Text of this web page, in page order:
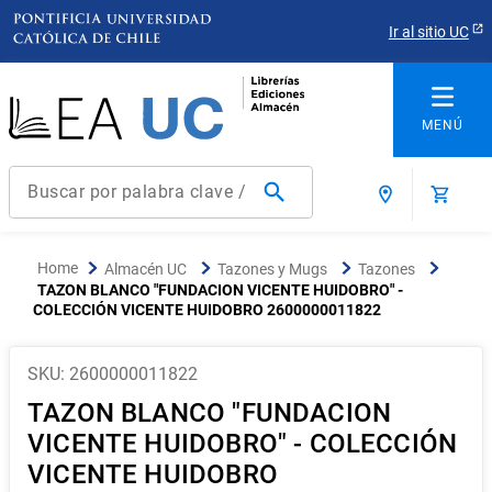
Ir al sitio UC
Buscar por palabra clave / título / autor / producto / ISBN
. derecho
2. educacion
6 . historia chile
Almacén UC Tazones y Mugs
Tazones
TAZON BLANCO "FUNDACION VICENTE HUIDOBRO" -
COLECCIÓN VICENTE HUIDOBRO 2600000011822
SKU: 2600000011822
TAZON BLANCO "FUNDACION
VICENTE HUIDOBRO" - COLECCIÓN
VICENTE HUIDOBRO